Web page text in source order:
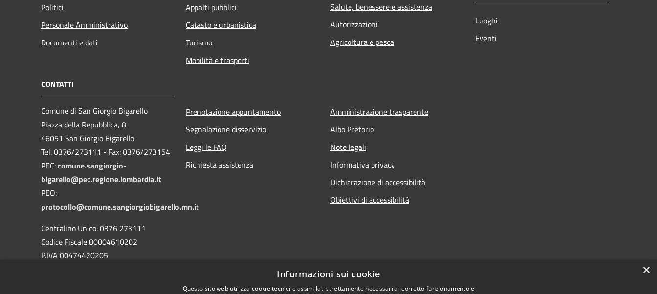
Politici
Personale Amministrativo
Documenti e dati
Appalti pubblici
Catasto e urbanistica
Turismo
Mobilità e trasporti
Salute, benessere e assistenza
Autorizzazioni
Agricoltura e pesca
Luoghi
Eventi
CONTATTI
Comune di San Giorgio Bigarello
Piazza della Repubblica, 8
46051 San Giorgio Bigarello
Tel. 0376/273111 - Fax: 0376/273154
PEC:comune.sangiorgio-
bigarello@pec.regione.lombardia.it
PEO:
protocollo@comune.sangiorgiobigarello.mn.it
Centralino Unico: 0376 273111
Codice Fiscale 80004610202
P.IVA 00474420205
Prenotazione appuntamento
Segnalazione disservizio
Leggi le FAQ
Richiesta assistenza
Amministrazione trasparente
Albo Pretorio
Note legali
Informativa privacy
Dichiarazione di accessibilità
Obiettivi di accessibilità
×
Informazioni sui cookie
Questo sito web utilizza cookie tecnici e assimilati strettamente necessari al corretto funzionamento e